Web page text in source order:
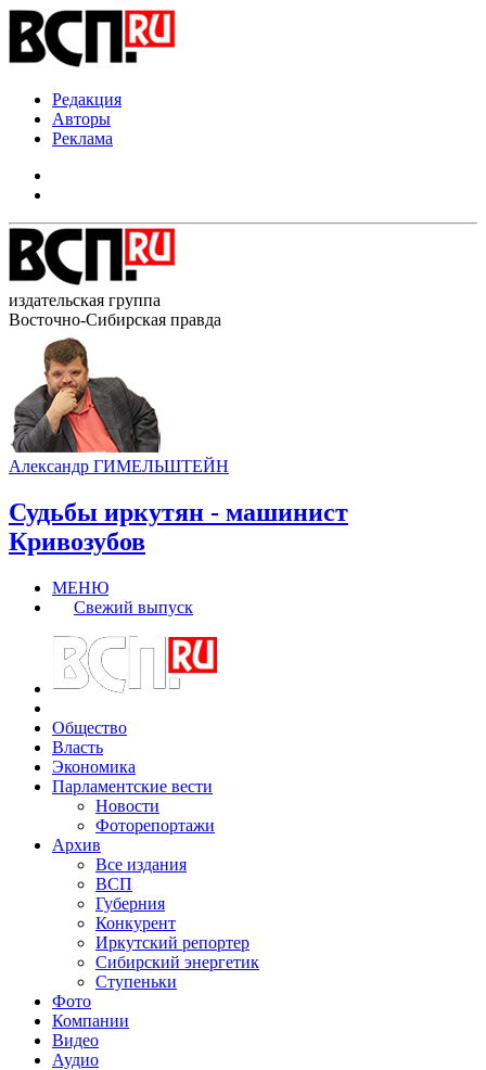
Редакция
Авторы
Реклама
издательская группа
Восточно-Сибирская правда
Александр ГИМЕЛЬШТЕЙН
Судьбы иркутян - машинист
Кривозубов
МЕНЮ
Свежий выпуск
Общество
Власть
Экономика
Парламентские вести
Новости
Фоторепортажи
Архив
Все издания
ВСП
Губерния
Конкурент
Иркутский репортер
Сибирский энергетик
Ступеньки
Фото
Компании
Видео
Аудио